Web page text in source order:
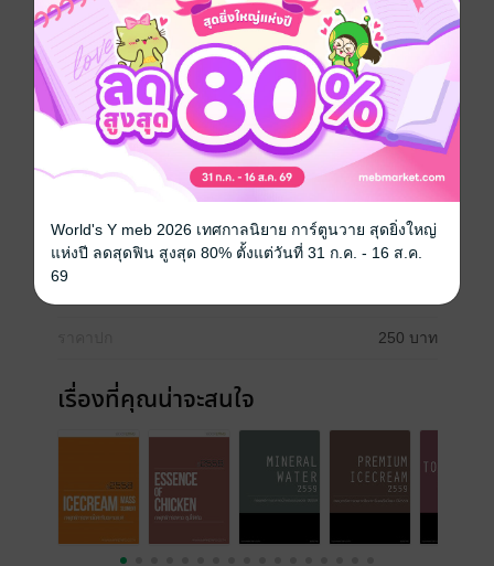
ทิศทางของโอกาสและอุปสรรค รวมตัวเลขของขนาด
ตลาด (Market size) ส่วนแบ่งตลาด (Market share) ส่วน
ประสมทางการตลาด / กลยุทธ์ทางการตลาด ( Market
Mixed / 4p's ) และแนวโน้ม ( Trend )
การตลาด
วันที่วางขาย 27 มิถุนายน 2565
250 บาท
เรื่องที่คุณน่าจะสนใจ
World's Y meb 2026 เทศกาลนิยาย การ์ตูนวาย สุดยิ่งใหญ่
แห่งปี ลดสุดฟิน สูงสุด 80% ตั้งแต่วันที่ 31 ก.ค. - 16 ส.ค.
69